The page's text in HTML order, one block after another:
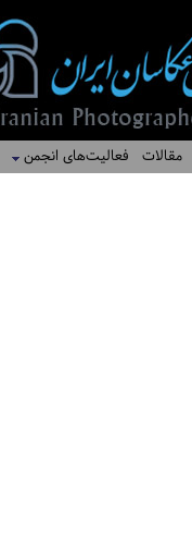
مقالات فعالیت‌های انجمن